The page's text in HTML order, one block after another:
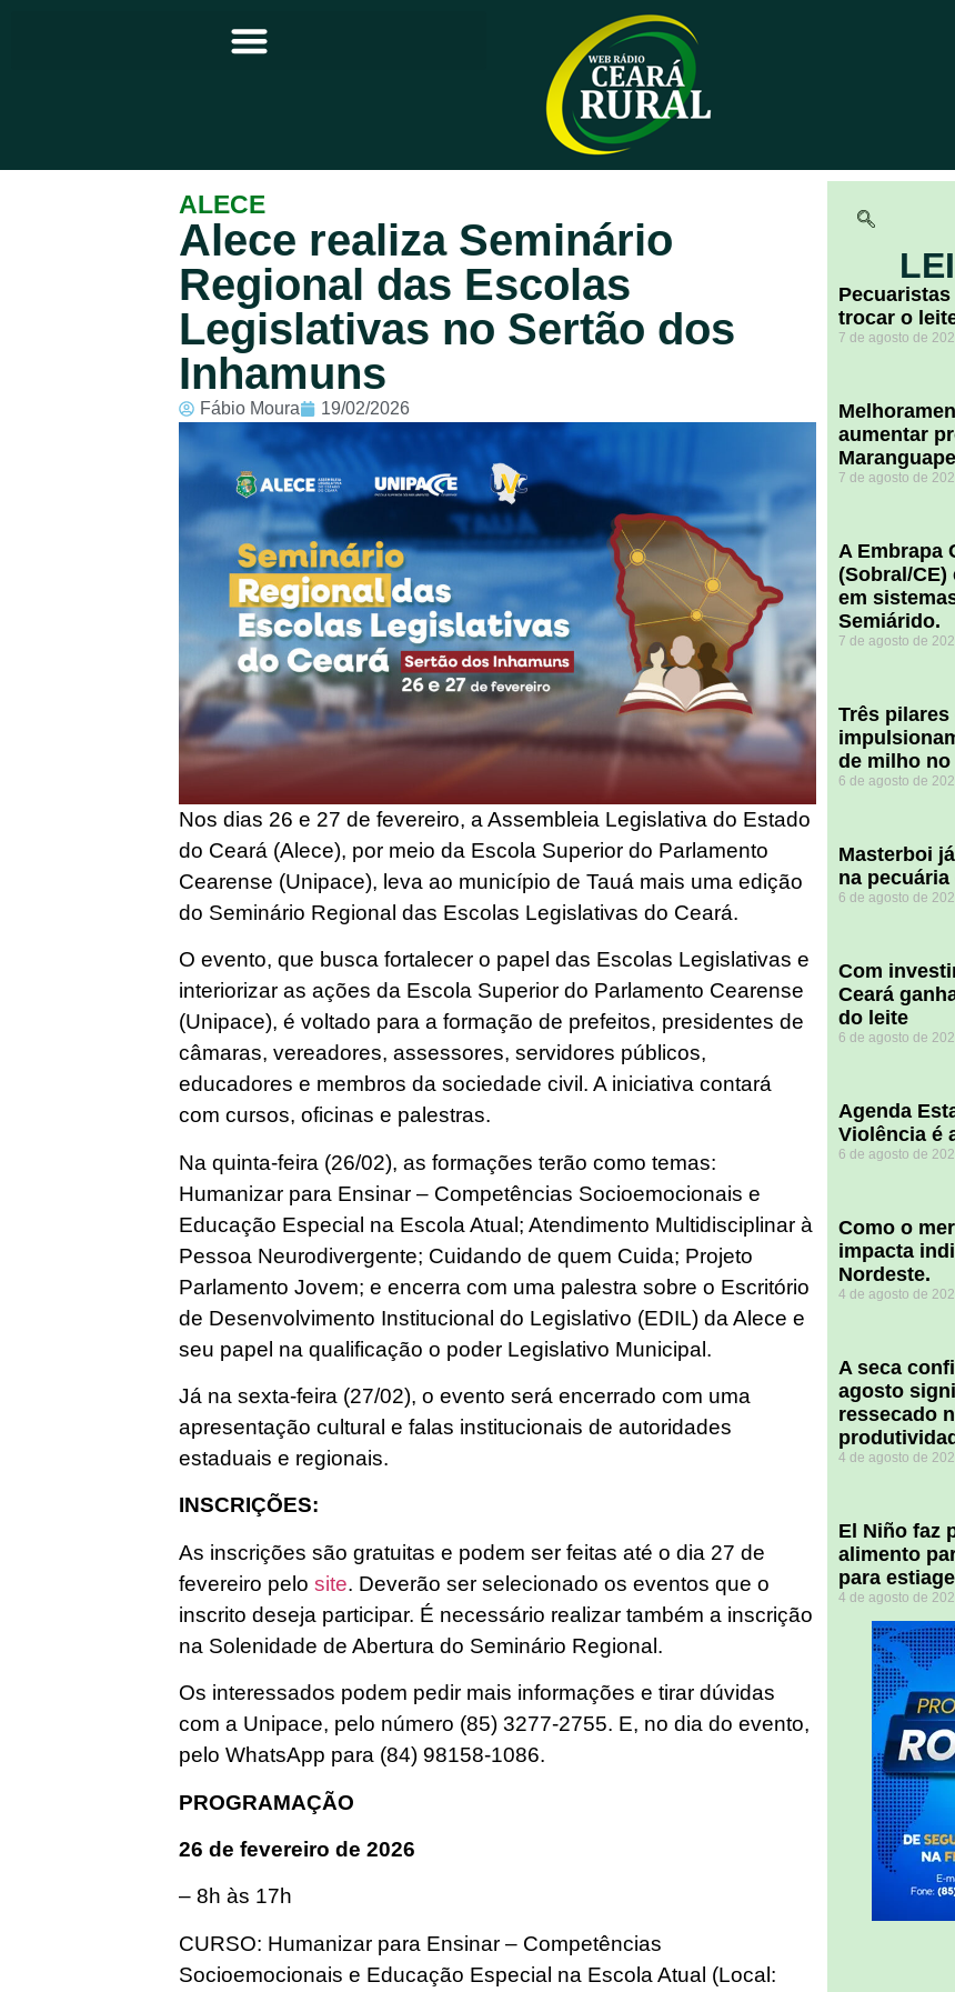
Principal
Notícias
Programação
Equipe
Contato
Sobre
ALECE
Alece realiza Seminário
Regional das Escolas
Legislativas no Sertão dos
Inhamuns
Fábio Moura 19/02/2026
Nos dias 26 e 27 de fevereiro, a Assembleia Legislativa do Estado
do Ceará (Alece), por meio da Escola Superior do Parlamento
Cearense (Unipace), leva ao município de Tauá mais uma edição
do Seminário Regional das Escolas Legislativas do Ceará.
O evento, que busca fortalecer o papel das Escolas Legislativas e
interiorizar as ações da Escola Superior do Parlamento Cearense
(Unipace), é voltado para a formação de prefeitos, presidentes de
câmaras, vereadores, assessores, servidores públicos,
educadores e membros da sociedade civil. A iniciativa contará
com cursos, oficinas e palestras.
Na quinta-feira (26/02), as formações terão como temas:
Humanizar para Ensinar – Competências Socioemocionais e
Educação Especial na Escola Atual; Atendimento Multidisciplinar à
Pessoa Neurodivergente; Cuidando de quem Cuida; Projeto
Parlamento Jovem; e encerra com uma palestra sobre o Escritório
de Desenvolvimento Institucional do Legislativo (EDIL) da Alece e
seu papel na qualificação o poder Legislativo Municipal.
Já na sexta-feira (27/02), o evento será encerrado com uma
apresentação cultural e falas institucionais de autoridades
estaduais e regionais.
INSCRIÇÕES:
As inscrições são gratuitas e podem ser feitas até o dia 27 de
fevereiro pelosite. Deverão ser selecionado os eventos que o
inscrito deseja participar. É necessário realizar também a inscrição
na Solenidade de Abertura do Seminário Regional.
Os interessados podem pedir mais informações e tirar dúvidas
com a Unipace, pelo número (85) 3277-2755. E, no dia do evento,
pelo WhatsApp para (84) 98158-1086.
PROGRAMAÇÃO
26 de fevereiro de 2026
– 8h às 17h
CURSO: Humanizar para Ensinar – Competências
Socioemocionais e Educação Especial na Escola Atual (Local:
trocar o
7 de agosto de
aumentar
7 de agosto de
A Embrapa
(Sobral/
em
Semiárido.
7 de agosto de
​Três pilares
de milho no
6 de agosto de
Masterboi
na pecuária
6 de agosto de
Com
Ceará
do leite
6 de agosto de
Agenda
Violência é
6 de agosto de
​Como o
impacta
Nordeste.
4 de agosto de
A seca
agosto
ressecado
4 de agosto de
El Niño faz
alimento
para
4 de agosto de